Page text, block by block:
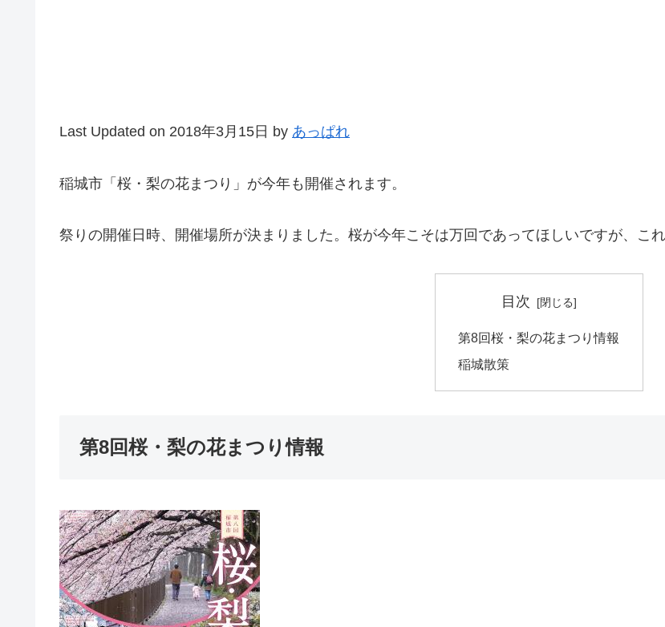
Last Updated on 2018年3月15日 by あっぱれ
稲城市「桜・梨の花まつり」が今年も開催されます。
祭りの開催日時、開催場所が決まりました。桜が今年こそは万回であってほしいですが、こ
目次
第8回桜・梨の花まつり情報
稲城散策
第8回桜・梨の花まつり情報